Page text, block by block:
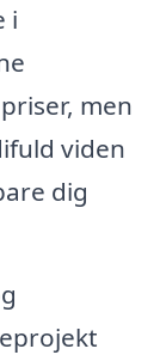
i
men
viden
dig